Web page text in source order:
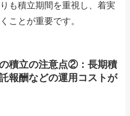
も積立期間を重視し、着実
ことが重要です。
積立の注意点②：長期積
報酬などの運用コストが